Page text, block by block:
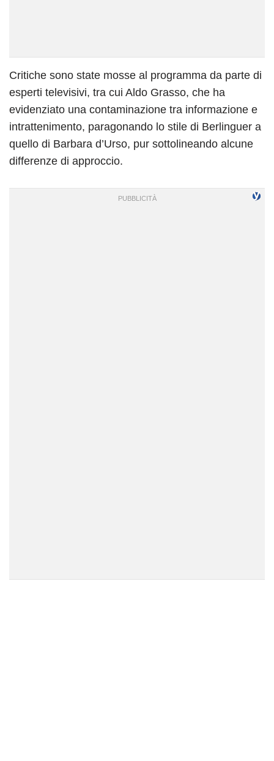
Critiche sono state mosse al programma da parte di
esperti televisivi, tra cui Aldo Grasso, che ha
evidenziato una contaminazione tra informazione e
intrattenimento, paragonando lo stile di Berlinguer a
quello di Barbara d’Urso, pur sottolineando alcune
differenze di approccio.